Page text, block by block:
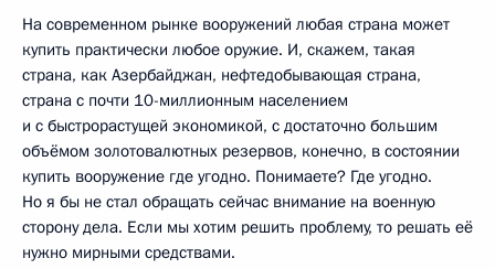
На современном рынке вооружений любая страна может
купить практически любое оружие. И, скажем, такая
страна, как Азербайджан, нефтедобывающая страна,
страна с почти 10-миллионным населением
и с быстрорастущей экономикой, с достаточно большим
объёмом золотовалютных резервов, конечно, в состоянии
купить вооружение где угодно. Понимаете? Где угодно.
Но я бы не стал обращать сейчас внимание на военную
сторону дела. Если мы хотим решить проблему, то решать её
нужно мирными средствами.